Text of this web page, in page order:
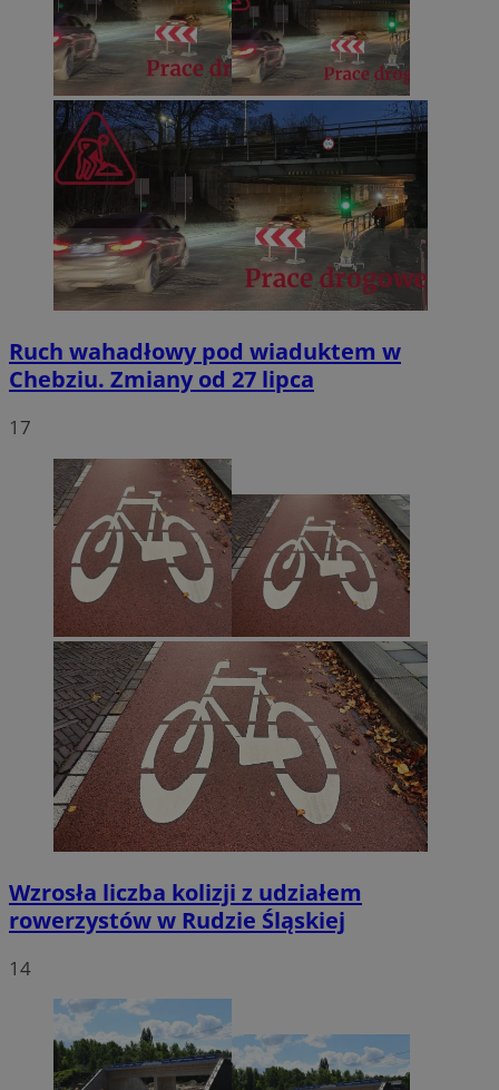
Ruch wahadłowy pod wiaduktem w
Chebziu. Zmiany od 27 lipca
17
Wzrosła liczba kolizji z udziałem
rowerzystów w Rudzie Śląskiej
14